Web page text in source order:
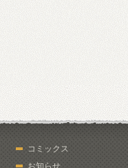
コミックス
お知らせ